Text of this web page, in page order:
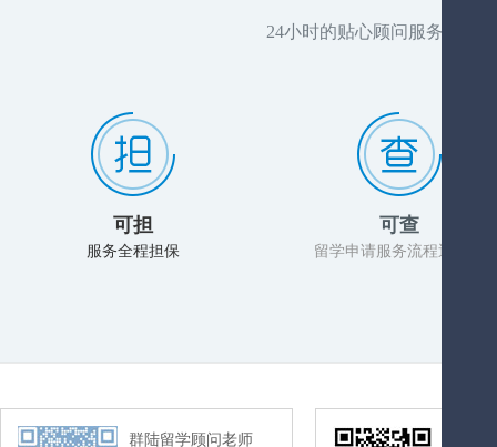
24小时的贴心顾问服务，推
可担
服务全程担保
可查
留学申请服务流程透明化
群陆留学顾问老师